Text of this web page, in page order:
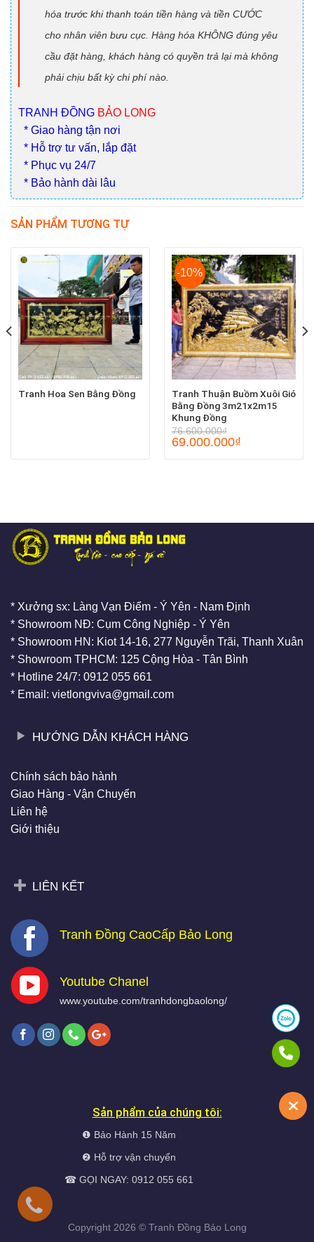
hóa trước khi thanh toán tiền hàng và tiền CƯỚC
cho nhân viên bưu cục. Hàng hóa KHÔNG đúng yêu
cầu đặt hàng, khách hàng có quyền trả lại mà không
phải chịu bất kỳ chi phí nào.
TRANH ĐỒNG BẢO LONG
* Giao hàng tận nơi
* Hỗ trợ tư vấn, lắp đặt
* Phục vụ 24/7
* Bảo hành dài lâu
SẢN PHẨM TƯƠNG TỰ
Tranh Hoa Sen Bằng Đồng
-10%
Tranh Thuận Buồm Xuôi Gió
Bằng Đồng 3m21x2m15
Khung Đồng
76.600.000₫
69.000.000₫
* Xưởng sx: Làng Vạn Điểm - Ý Yên - Nam Định
* Showroom NĐ: Cụm Công Nghiệp - Ý Yên
* Showroom HN: Kiot 14-16, 277 Nguyễn Trãi, Thanh Xuân
* Showroom TPHCM: 125 Cộng Hòa - Tân Bình
* Hotline 24/7: 0912 055 661
* Email: vietlongviva@gmail.com
HƯỚNG DẪN KHÁCH HÀNG
Chính sách bảo hành
Giao Hàng - Vận Chuyển
Liên hệ
Giới thiệu
LIÊN KẾT
Tranh Đồng CaoCấp Bảo Long
Youtube Chanel
www.youtube.com/tranhdongbaolong/
Sản phẩm của chúng tôi:
❶ Bảo Hành 15 Năm
❷ Hỗ trợ vận chuyển
☎ GỌI NGAY: 0912 055 661
Copyright 2026 © Tranh Đồng Bảo Long